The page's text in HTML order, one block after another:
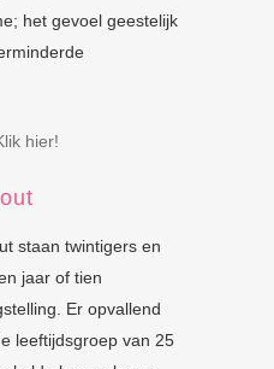
het gevoel geestelijk
hier!
staan twintigers en
jaar of tien
Er opvallend
leeftijdsgroep van 25